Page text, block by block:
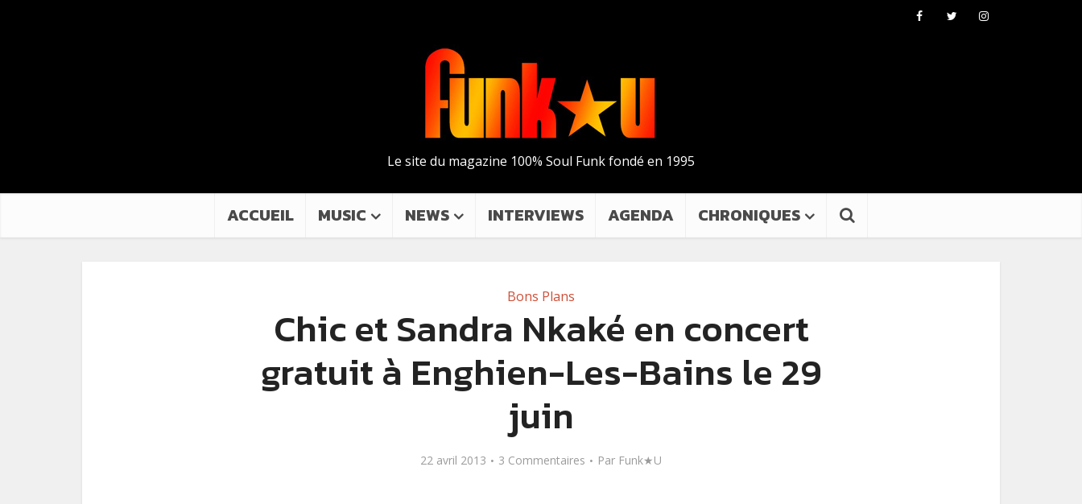
Le site du magazine 100% Soul Funk fondé en 1995
ACCUEIL MUSIC NEWS INTERVIEWS AGENDA CHRONIQUES
Bons Plans
Chic et Sandra Nkaké en concert
gratuit à Enghien-Les-Bains le 29
juin
22 avril 2013 3 Commentaires Par Funk★U